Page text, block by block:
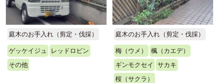
庭木のお手入れ（剪定・伐採）
ゲッケイジュ
レッドロビン
その他
庭木のお手入れ（剪定・伐採）
梅（ウメ）
楓（カエデ）
ギンモクセイ
サカキ
桜（サクラ）